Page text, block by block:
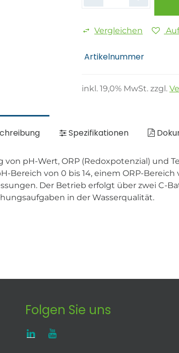
Vergleichen
Artikelnummer
inkl. 19,0% MwSt. zzgl.
Spezifikationen
von pH-Wert, ORP (Redoxpotenzial)
Bereich von 0 bis 14, einem ORP-
Der Betrieb erfolgt über zwei C-
in der Wasserqualität.
Folgen Sie uns